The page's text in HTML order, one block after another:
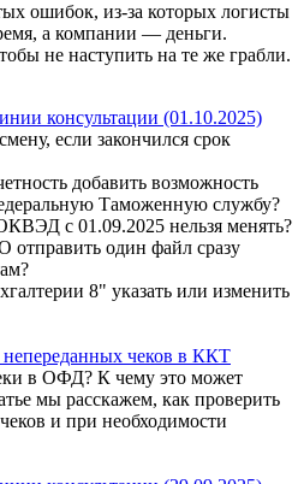
ошибок, из-за которых логисты
а компании — деньги.
не наступить на те же грабли.
консультации (01.10.2025)
если закончился срок
добавить возможность
Таможенную службу?
с 01.09.2025 нельзя менять?
один файл сразу
8" указать или изменить
чеков в ККТ
в ОФД? К чему это может
мы расскажем, как проверить
и при необходимости